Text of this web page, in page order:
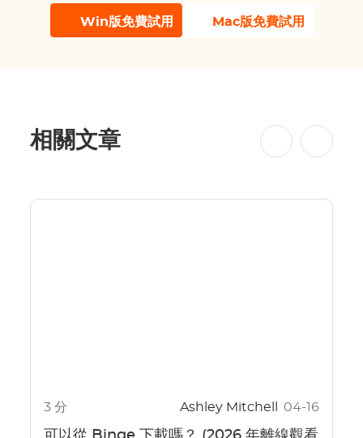
Win版免費試用 Mac版免費試用
相關文章
3 分 Ashley Mitchell 04-16